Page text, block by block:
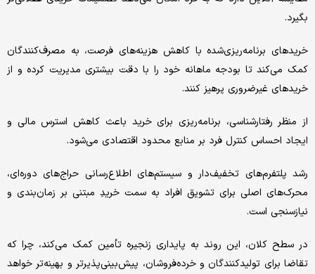
بگیرد.
خریدهای برنامه‌ریزی‌شده با کاهش هزینه‌های فرصت، به مصرف‌کنندگان
کمک می‌کند تا بودجه ماهانه خود را با دقت بیشتری مدیریت کرده و از
خریدهای غیرضروری پرهیز کنند.
از منظر رفتارشناسی، برنامه‌ریزی برای خرید باعث کاهش استرس مالی و
ایجاد احساس کنترل فرد بر منابع محدود اقتصادی می‌شود.
رشد پلتفرم‌های تخفیف‌دار و سیستم‌های اطلاع‌رسانی حراج‌های دوره‌ای،
محرک‌های اصلی برای تشویق افراد به سمت خریدِ مبتنی بر زمان‌بندی و
نیازسنجی است.
در سطح کلان، این روند به پایداری زنجیره تأمین کمک می‌کند، چرا که
تقاضا برای تولیدکنندگان و خرده‌فروشان، پیش‌بینی‌پذیرتر و بهینه‌تر خواهد